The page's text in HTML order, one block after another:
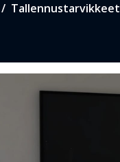
Tallennustarvikkeet